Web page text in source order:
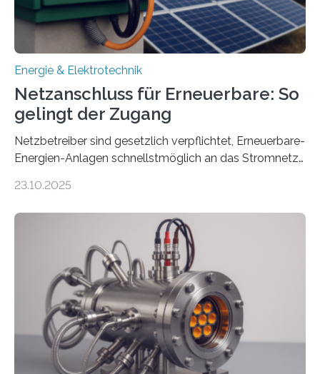
Energie & Elektrotechnik
Netzanschluss für Erneuerbare: So
gelingt der Zugang
Netzbetreiber sind gesetzlich verpflichtet, Erneuerbare-
Energien-Anlagen schnellstmöglich an das Stromnetz
ermöglichen. Doch der dafür nötige Netzausbau hinkt
einem „Anschlussstau“. Die Stiftung
Umweltenergierecht hat den Rechtsrahmen in einem
neuen Bericht für die Praxis eingeordnet – inklusive der
Rolle von flexiblen Netzanschlussvereinbarungen. Der
Netzanschluss von Erneuerbare-Energien-Anlagen
(EE-Anlagen) ist entscheidend für die Energiewende.
Denn ohne Anschluss an das Netz kann kein Strom
eingespeist werden. Nach dem Erneuerbare-Energien-
Gesetz (EEG) sind Netzbetreiber…
23.10.2025